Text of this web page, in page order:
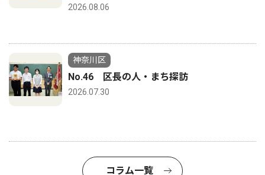
2026.08.06
神奈川区
No.46 区長の人・まち探訪
2026.07.30
コラム一覧